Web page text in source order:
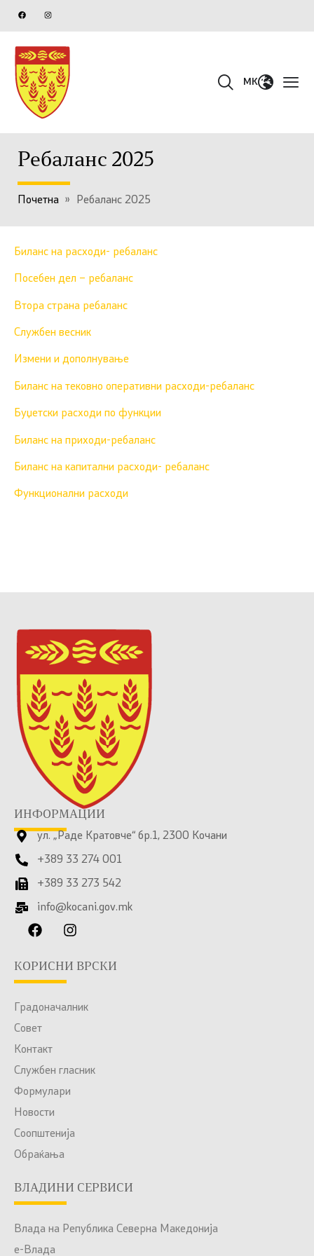
MK
Ребаланс 2025
Почетна » Ребаланс 2025
Биланс на расходи- ребаланс
Посебен дел – ребаланс
Втора страна ребаланс
Службен весник
Измени и дополнување
Биланс на тековно оперативни расходи-ребаланс
Буџетски расходи по функции
Биланс на приходи-ребаланс
Биланс на капитални расходи- ребаланс
Функционални расходи
ИНФОРМАЦИИ
ул. „Раде Кратовче“ бр.1, 2300 Кочани
+389 33 274 001
+389 33 273 542
info@kocani.gov.mk
КОРИСНИ ВРСКИ
Градоначалник
Совет
Контакт
Службен гласник
Формулари
Новости
Соопштенија
Обраќања
ВЛАДИНИ СЕРВИСИ
Влада на Република Северна Македонија
е-Влада